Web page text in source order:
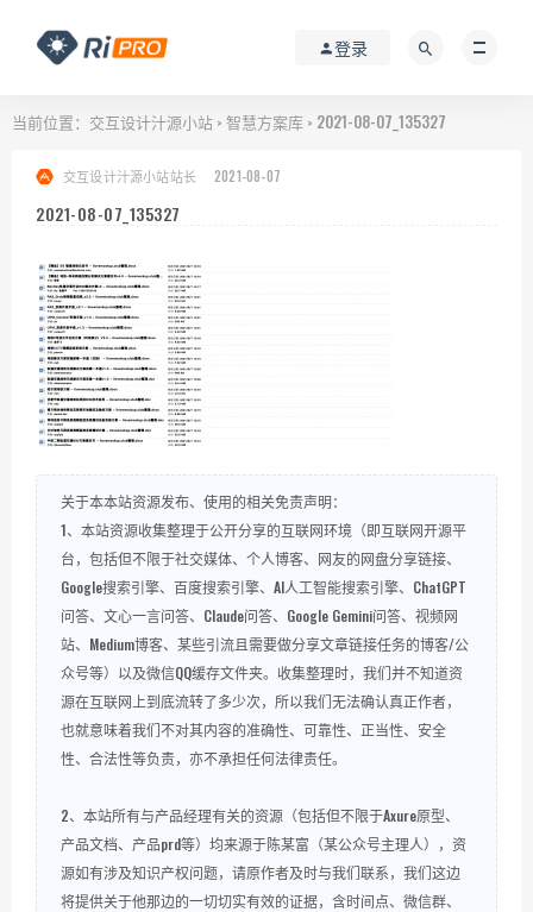
登录
当前位置： 交互设计汁源小站 > 智慧方案库 > 2021-08-07_135327
交互设计汁源小站站长 2021-08-07
2021-08-07_135327
关于本本站资源发布、使用的相关免责声明：
1、本站资源收集整理于公开分享的互联网环境（即互联网开源平
台，包括但不限于社交媒体、个人博客、网友的网盘分享链接、
Google搜索引擎、百度搜索引擎、AI人工智能搜索引擎、ChatGPT
问答、文心一言问答、Claude问答、Google Gemini问答、视频网
站、Medium博客、某些引流且需要做分享文章链接任务的博客/公
众号等）以及微信QQ缓存文件夹。收集整理时，我们并不知道资
源在互联网上到底流转了多少次，所以我们无法确认真正作者，
也就意味着我们不对其内容的准确性、可靠性、正当性、安全
性、合法性等负责，亦不承担任何法律责任。
2、本站所有与产品经理有关的资源（包括但不限于Axure原型、
产品文档、产品prd等）均来源于陈某富（某公众号主理人），资
源如有涉及知识产权问题，请原作者及时与我们联系，我们这边
将提供关于他那边的一切切实有效的证据，含时间点、微信群、